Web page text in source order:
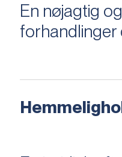
En nøjagtig